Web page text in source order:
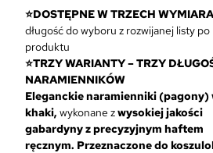
⭐DOSTĘPNE W TRZECH
długość do wyboru z rozwijanej listy
produktu
⭐TRZY WARIANTY – TRZY
NARAMIENNIKÓW
Eleganckie naramienniki (pagony)
khaki, wykonane zwysokiej jakości
gabardynyzprecyzyjnym haftem
ręcznym. Przeznaczone do